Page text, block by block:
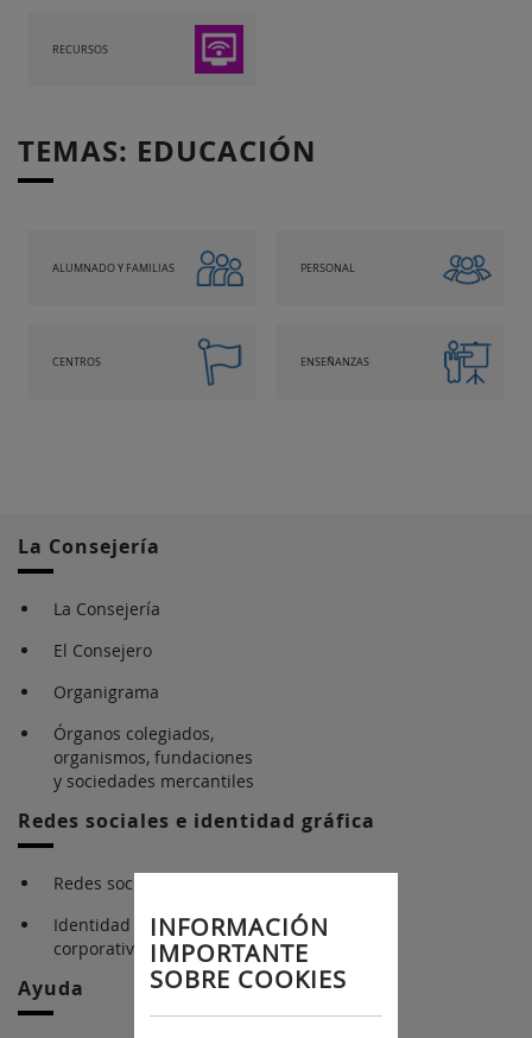
RECURSOS
TEMAS: EDUCACIÓN
ALUMNADO Y FAMILIAS PERSONAL
CENTROS ENSEÑANZAS
La Consejería
La Consejería
El Consejero
Organigrama
Órganos colegiados,
organismos, fundaciones
y sociedades mercantiles
Redes sociales e identidad gráfica
Redes sociales
Identidad gráfica
corporativa
Ayuda
INFORMACIÓN
IMPORTANTE
SOBRE COOKIES